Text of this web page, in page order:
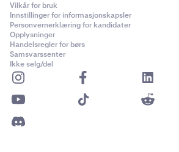
Vilkår for bruk
Innstillinger for informasjonskapsler
Personvernerklæring for kandidater
Opplysninger
Handelsregler for børs
Samsvarssenter
Ikke selg/del